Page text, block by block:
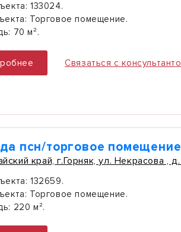
133024.
Торговое помещение.
70 м².
Связаться с
псн/торговое
край, г.Горняк, ул. Некрасова ,
132659.
Торговое помещение.
220 м².